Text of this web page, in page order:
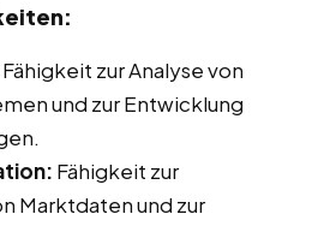
Fähigkeit zur Analyse von
und zur Entwicklung
Fähigkeit zur
Marktdaten und zur